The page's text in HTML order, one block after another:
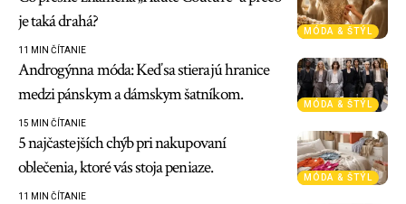
MÓDA & ŠTÝL
je taká drahá?
11 MIN ČÍTANIE
MÓDA & ŠTÝL
Androgýnna móda: Keď sa stierajú hranice
medzi pánskym a dámskym šatníkom.
15 MIN ČÍTANIE
MÓDA & ŠTÝL
5 najčastejších chýb pri nakupovaní
oblečenia, ktoré vás stoja peniaze.
11 MIN ČÍTANIE